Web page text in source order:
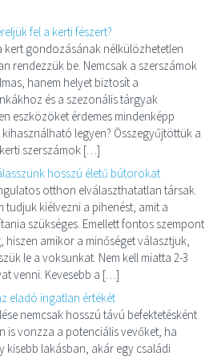
fel a kerti fészert?
kert gondozásának nélkülözhetetlen
rendezzük be. Nemcsak a szerszámok
hanem helyet biztosít a
és a szezonális tárgyak
eszközöket érdemes mindenképp
legyen? Összegyűjtöttük a
szerszámok […]
hosszú életű bútorokat
otthon elválaszthatatlan társak.
tudjuk kiélvezni a pihenést, amit a
szükséges. Emellett fontos szempont
amikor a minőséget választjuk,
le a voksunkat. Nem kell miatta 2-3
venni. Kevesebb a […]
eladó ingatlan értékét
nemcsak hosszú távú befektetésként
is vonzza a potenciális vevőket, ha
kisebb lakásban, akár egy családi